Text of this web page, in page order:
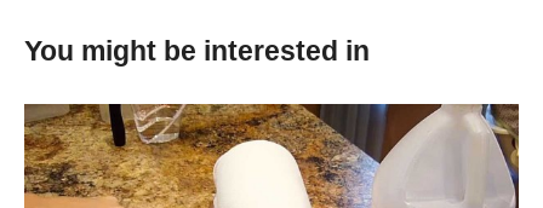
You might be interested in